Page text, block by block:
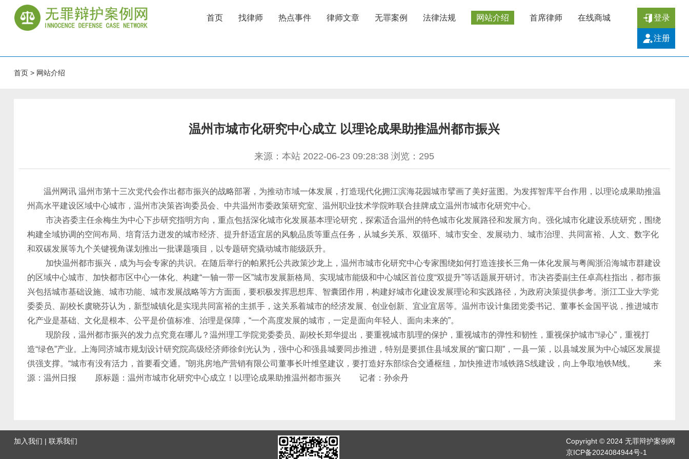
首页 找律师 热点事件 律师文章 无罪案例 法律法规 网站介绍 首席律师 在线商城 登录
注册
首页> 网站介绍
温州市城市化研究中心成立 以理论成果助推温州都市振兴
来源：本站 2022-06-23 09:28:38 浏览： 295
温州网讯 温州市第十三次党代会作出都市振兴的战略部署，为推动市域一体发展，打造现代化拥江滨海花园城市擘画了美好蓝图。为发挥智库平台作用，以理论成果助推温
州高水平建设区域中心城市，温州市决策咨询委员会、中共温州市委政策研究室、温州职业技术学院昨联合挂牌成立温州市城市化研究中心。
市决咨委主任余梅生为中心下步研究指明方向，重点包括深化城市化发展基本理论研究，探索适合温州的特色城市化发展路径和发展方向。强化城市化建设系统研究，围绕
构建全域协调的空间布局、培育活力迸发的城市经济、提升舒适宜居的风貌品质等重点任务，从城乡关系、双循环、城市安全、发展动力、城市治理、共同富裕、人文、数字化
和双碳发展等九个关键视角谋划推出一批课题项目，以专题研究撬动城市能级跃升。
加快温州都市振兴，成为与会专家的共识。在随后举行的帕累托公共政策沙龙上，温州市城市化研究中心专家围绕如何打造连接长三角一体化发展与粤闽浙沿海城市群建设
的区域中心城市、加快都市区中心一体化、构建“一轴一带一区”城市发展新格局、实现城市能级和中心城区首位度“双提升”等话题展开研讨。市决咨委副主任卓高柱指出，都市振
兴包括城市基础设施、城市功能、城市发展战略等方方面面，要积极发挥思想库、智囊团作用，构建好城市化建设发展理论和实践路径，为政府决策提供参考。浙江工业大学党
委委员、副校长虞晓芬认为，新型城镇化是实现共同富裕的主抓手，这关系着城市的经济发展、创业创新、宜业宜居等。温州市设计集团党委书记、董事长金国平说，推进城市
化产业是基础、文化是根本、公平是价值标准、治理是保障，“一个高度发展的城市，一定是面向年轻人、面向未来的”。
现阶段，温州都市振兴的发力点究竟在哪儿？温州理工学院党委委员、副校长郑华提出，要重视城市肌理的保护，重视城市的弹性和韧性，重视保护城市“绿心”，重视打
造“绿色”产业。上海同济城市规划设计研究院高级经济师徐剑光认为，强中心和强县城要同步推进，特别是要抓住县域发展的“窗口期”，一县一策，以县城发展为中心城区发展提
供强支撑。“城市有没有活力，首要看交通。”朗兆房地产营销有限公司董事长叶维坚建议，要打造好东部综合交通枢纽，加快推进市域铁路S线建设，向上争取地铁M线。 来
源：温州日报 原标题：温州市城市化研究中心成立！以理论成果助推温州都市振兴 记者：孙余丹
加入我们 | 联系我们
Copyright © 2024 无罪辩护案例网
京ICP备2024084944号-1